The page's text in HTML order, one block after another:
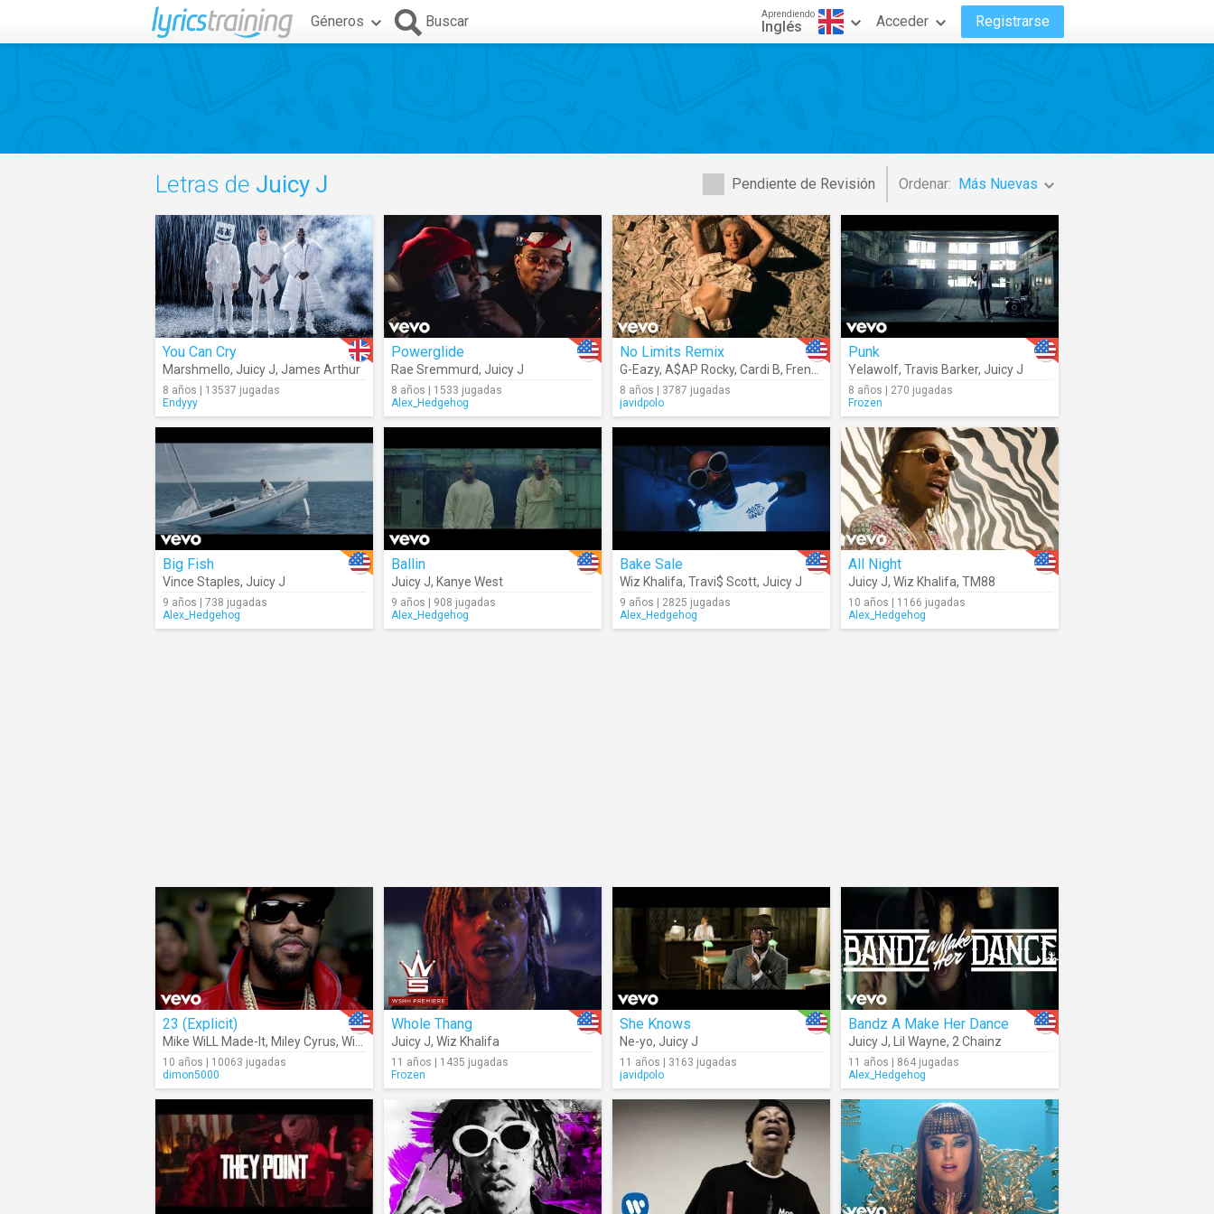
Géneros Buscar Aprendiendo
Inglés Acceder Registrarse
Pendiente de Revisión Ordenar: Más Nuevas
Letras de Juicy J
You Can Cry
Marshmello, Juicy J, James Arthur
8 años | 13537 jugadas
Endyyy
Powerglide
Rae Sremmurd, Juicy J
8 años | 1533 jugadas
Alex_Hedgehog
No Limits Remix
G-Eazy, A$AP Rocky, Cardi B, French Montana ,Juicy J,Belly
8 años | 3787 jugadas
javidpolo
Punk
Yelawolf, Travis Barker, Juicy J
8 años | 270 jugadas
Frozen
Big Fish
Vince Staples, Juicy J
9 años | 738 jugadas
Alex_Hedgehog
Ballin
Juicy J, Kanye West
9 años | 908 jugadas
Alex_Hedgehog
Bake Sale
Wiz Khalifa, Travi$ Scott, Juicy J
9 años | 2825 jugadas
Alex_Hedgehog
All Night
Juicy J, Wiz Khalifa, TM88
10 años | 1166 jugadas
Alex_Hedgehog
23 (Explicit)
Mike WiLL Made-It, Miley Cyrus, Wiz Khalifa ,Juicy J
10 años | 10063 jugadas
dimon5000
Whole Thang
Juicy J, Wiz Khalifa
11 años | 1435 jugadas
Frozen
She Knows
Ne-yo, Juicy J
11 años | 3163 jugadas
javidpolo
Bandz A Make Her Dance
Juicy J, Lil Wayne, 2 Chainz
11 años | 864 jugadas
Alex_Hedgehog